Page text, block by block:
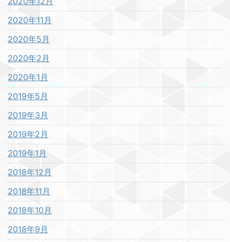
2020年11月
2020年5月
2020年2月
2020年1月
2019年5月
2019年3月
2019年2月
2019年1月
2018年12月
2018年11月
2018年10月
2018年9月